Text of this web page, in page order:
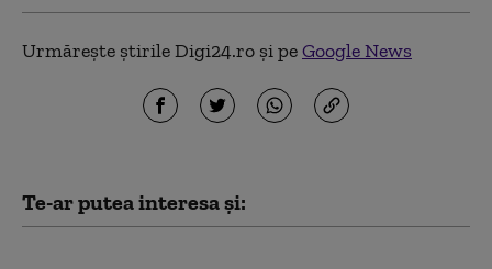
Urmărește știrile Digi24.ro și peGoogle News
Te-ar putea interesa și: